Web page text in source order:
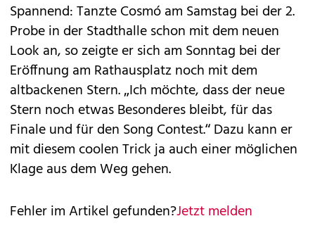
Spannend: Tanzte Cosmó am Samstag bei der 2.
Probe in der Stadthalle schon mit dem neuen
Look an, so zeigte er sich am Sonntag bei der
Eröffnung am Rathausplatz noch mit dem
altbackenen Stern. „Ich möchte, dass der neue
Stern noch etwas Besonderes bleibt, für das
Finale und für den Song Contest.“ Dazu kann er
mit diesem coolen Trick ja auch einer möglichen
Klage aus dem Weg gehen.
Fehler im Artikel gefunden?Jetzt melden